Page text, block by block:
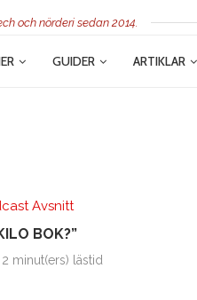
och nörderi sedan 2014.
GUIDER ARTIKLAR
Avsnitt
BOK?”
2 minut(ers) lästid